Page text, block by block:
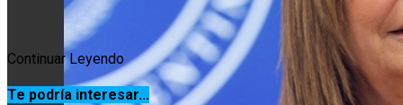
Continuar Leyendo
Te podría interesar...